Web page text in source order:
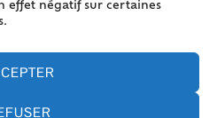
effet négatif sur certaines
légales
cookies (UE)